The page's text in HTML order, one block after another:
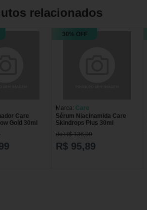
relacionados
Care
Gold 30ml
30% OFF
Marca: Care
Sérum Niacinamida Care
Skindrops Plus 30ml
de R$ 136,99
R$ 95,89